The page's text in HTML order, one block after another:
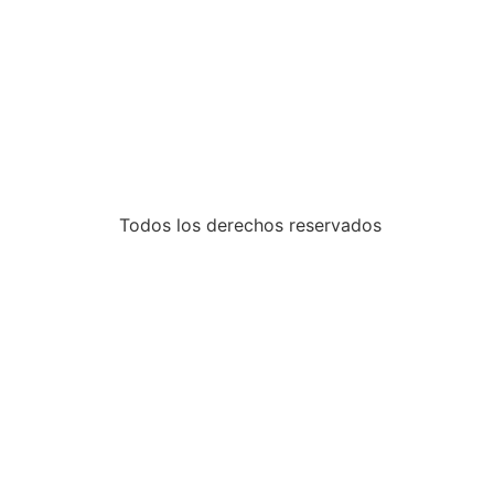
Todos los derechos reservados